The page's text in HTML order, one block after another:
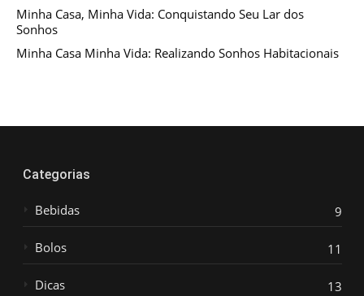
Minha Casa, Minha Vida: Conquistando Seu Lar dos
Sonhos
Minha Casa Minha Vida: Realizando Sonhos Habitacionais
Categorias
Bebidas 9
Bolos 11
Dicas 13